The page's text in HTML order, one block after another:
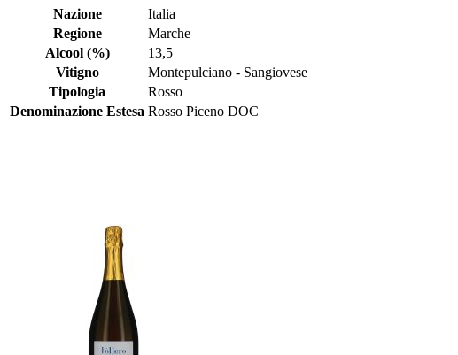
Nazione
Italia
Regione
Marche
Alcool (%)
13,5
Vitigno
Montepulciano - Sangiovese
Tipologia
Rosso
Denominazione Estesa Rosso Piceno DOC